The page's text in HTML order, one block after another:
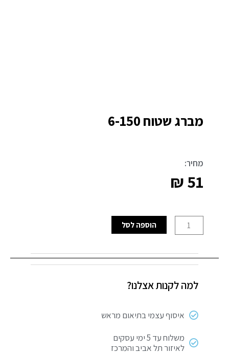
מברג שטוח 6-150
מחיר:
₪51
של
שטוח
150
הוספה לסל
למה לקנות אצלנו?
איסוף עצמי בתיאום מראש
משלוח עד 5 ימי עסקים
לאיזור תל אביב והמרכז